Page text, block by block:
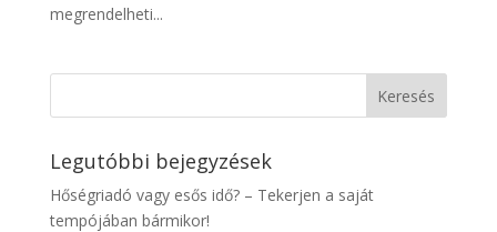
megrendelheti...
Legutóbbi bejegyzések
Hőségriadó vagy esős idő? – Tekerjen a saját
tempójában bármikor!